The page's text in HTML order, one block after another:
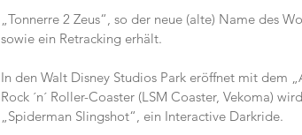
„Tonnerre 2 Zeus“, so der neue (alte) Name des
sowie ein Retracking erhält.
In den Walt Disney Studios Park eröffnet mit dem
Rock ´n´ Roller-Coaster (LSM Coaster, Vekoma)
„Spiderman Slingshot“, ein Interactive Darkride.